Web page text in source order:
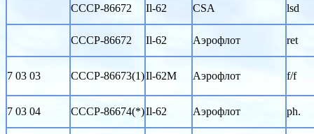
CCCP-86672 Il-62 CSA lsd
CCCP-86672 Il-62 Аэрофлот ret
7 03 03 CCCP-86673(1)Il-62M Аэрофлот f/f
7 03 04 CCCP-86674(*)Il-62 Аэрофлот ph.